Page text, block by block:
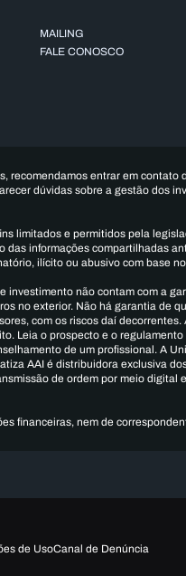
MAILING
FALE CONOSCO
recomendamos entrar em
dúvidas sobre a gestão dos
limitados e permitidos pela
informações compartilhadas
ilícito ou abusivo com base
não contam com a
no exterior. Não há garantia de
com os riscos daí
Leia o prospecto e o
de um profissional. A
AAI é distribuidora exclusiva
de ordem por meio
financeiras, nem de
de UsoCanal de Denúncia